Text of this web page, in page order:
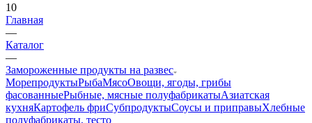
10
Главная
—
Каталог
—
Замороженные продукты на развес
МорепродуктыРыбаМясоОвощи, ягоды, грибы
фасованныеРыбные, мясные полуфабрикатыАзиатская
кухняКартофель фриСубпродуктыСоусы и приправыХлебные
полуфабрикаты, тесто